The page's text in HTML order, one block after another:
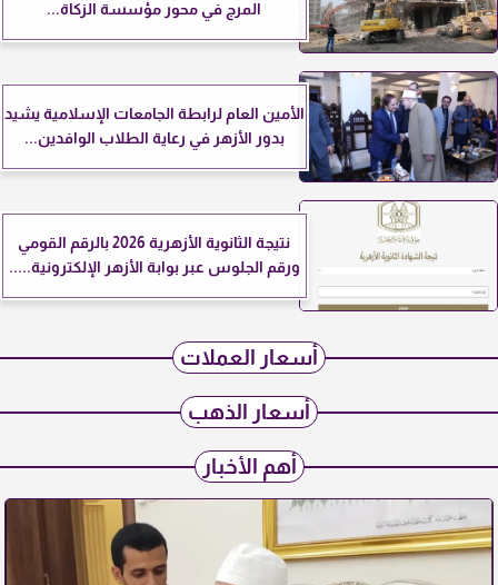
المرج في محور مؤسسة الزكاة...
الأمين العام لرابطة الجامعات الإسلامية يشيد
بدور الأزهر في رعاية الطلاب الوافدين...
نتيجة الثانوية الأزهرية 2026 بالرقم القومي
ورقم الجلوس عبر بوابة الأزهر الإلكترونية.....
أسعار العملات
أسعار الذهب
أهم الأخبار